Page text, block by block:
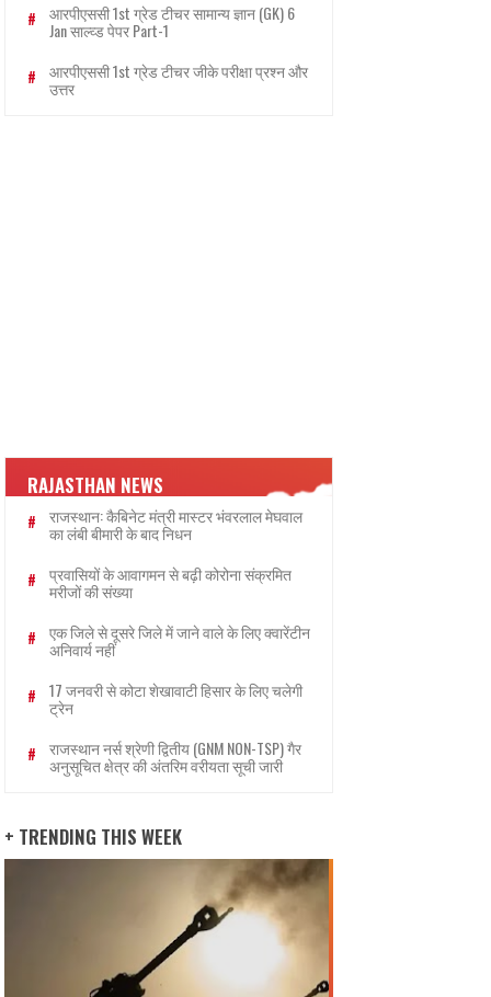
आरपीएससी 1st ग्रेड टीचर सामान्य ज्ञान (GK) 6
Jan साल्व्ड पेपर Part-1
आरपीएससी 1st ग्रेड टीचर जीके परीक्षा प्रश्न और
उत्तर
RAJASTHAN NEWS
राजस्थान: कैबिनेट मंत्री मास्टर भंवरलाल मेघवाल
का लंबी बीमारी के बाद निधन
प्रवासियों के आवागमन से बढ़ी कोरोना संक्रमित
मरीजों की संख्या
एक जिले से दूसरे जिले में जाने वाले के लिए क्वारेंटीन
अनिवार्य नहीं
17 जनवरी से कोटा शेखावाटी हिसार के लिए चलेगी
ट्रेन
राजस्थान नर्स श्रेणी द्वितीय (GNM NON-TSP) गैर
अनुसूचित क्षेत्र की अंतरिम वरीयता सूची जारी
+ TRENDING THIS WEEK